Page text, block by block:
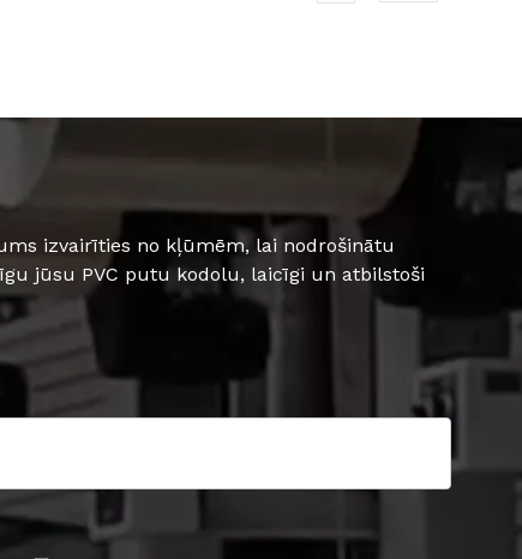
izvairīties no kļūmēm, lai nodrošinātu
jūsu PVC putu kodolu, laicīgi un atbilstoši